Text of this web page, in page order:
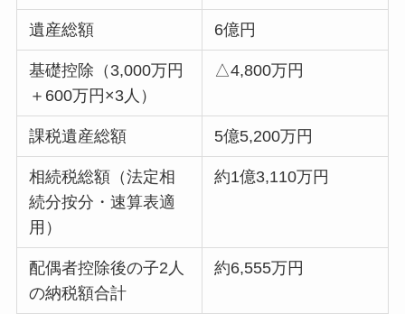
遺産総額 6億円
基礎控除（3,000万円
＋600万円×3人）
△4,800万円
課税遺産総額 5億5,200万円
相続税総額（法定相
続分按分・速算表適
用）
約1億3,110万円
配偶者控除後の子2人
の納税額合計
約6,555万円